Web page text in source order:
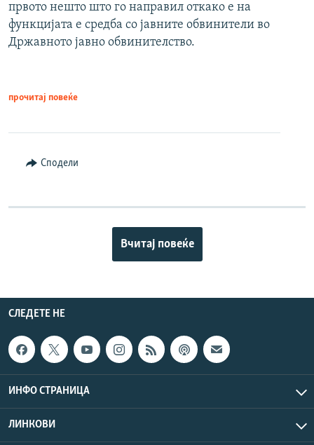
првото нешто што го направил откако е на
функцијата е средба со јавните обвинители во
Државното јавно обвинителство.
прочитај повеќе
Сподели
Вчитај повеќе
СЛЕДЕТЕ НЕ
ИНФО СТРАНИЦА
ЛИНКОВИ